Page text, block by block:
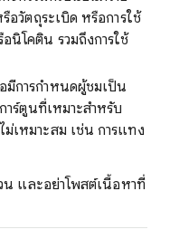
อวัตถุระเบิด หรือการใช้
นิโคติน รวมถึงการใช้
มีการกำหนดผู้ชมเป็น
าร์ตูนที่เหมาะสำหรับ
ม่เหมาะสม เช่น การแทง
น และอย่าโพสต์เนื้อหาที่